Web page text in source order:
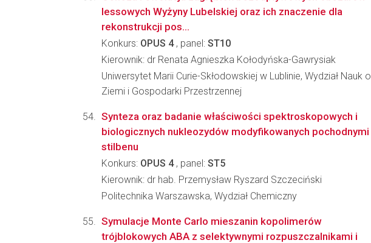
lessowych Wyżyny Lubelskiej oraz ich znaczenie dla
rekonstrukcji pos...
Konkurs: OPUS 4, panel: ST10
Kierownik: dr Renata Agnieszka Kołodyńska-Gawrysiak
Uniwersytet Marii Curie-Skłodowskiej w Lublinie, Wydział Nauk o
Ziemi i Gospodarki Przestrzennej
Synteza oraz badanie właściwości spektroskopowych i
biologicznych nukleozydów modyfikowanych pochodnymi
stilbenu
Konkurs: OPUS 4, panel: ST5
Kierownik: dr hab. Przemysław Ryszard Szczeciński
Politechnika Warszawska, Wydział Chemiczny
Symulacje Monte Carlo mieszanin kopolimerów
trójblokowych ABA z selektywnymi rozpuszczalnikami i